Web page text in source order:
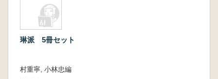
琳派 5冊セット
村重寧, 小林忠編